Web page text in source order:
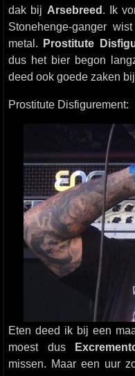
dak bij Arsebreed. Ik
Stonehenge-ganger
metal. Prostitute
dus het bier begon
deed ook goede zaken
Prostitute Disfigurement:
Eten deed ik bij een
moest dus
missen. Maar een uur